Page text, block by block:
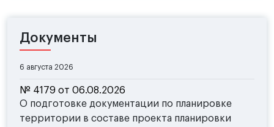
Документы
6 августа 2026
№ 4179 от 06.08.2026
О подготовке документации по планировке
территории в составе проекта планировки